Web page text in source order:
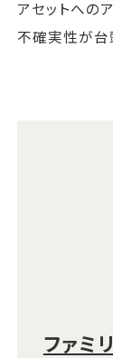
アセットへの
不確実性が台
ファミ